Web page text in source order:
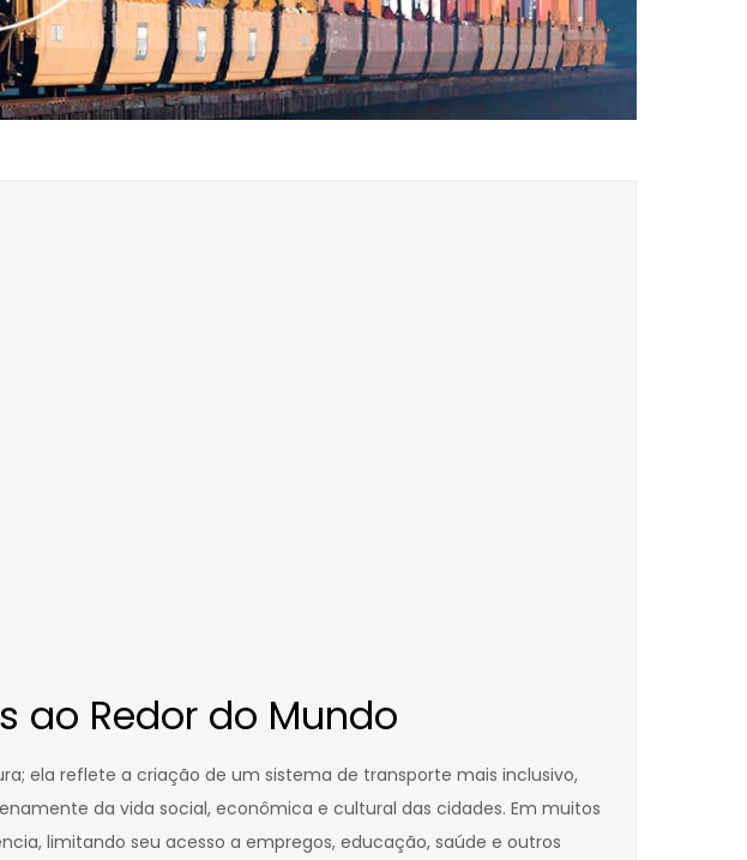
ao Redor do Mundo
ela reflete a criação de um sistema de transporte mais inclusivo,
da vida social, econômica e cultural das cidades. Em muitos
limitando seu acesso a empregos, educação, saúde e outros